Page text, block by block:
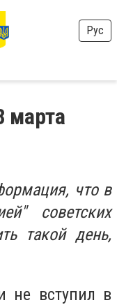
Рус
марта
что в
советских
такой день,
не вступил в